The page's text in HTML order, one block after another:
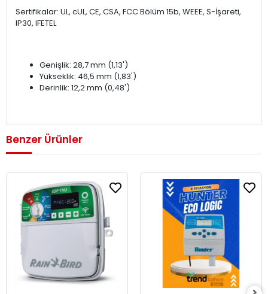
Sertifikalar: UL, cUL, CE, CSA, FCC Bölüm 15b, WEEE, S-İşareti,
IP30, IFETEL
Genişlik: 28,7 mm (1,13')
Yükseklik: 46,5 mm (1,83')
Derinlik: 12,2 mm (0,48')
Benzer Ürünler